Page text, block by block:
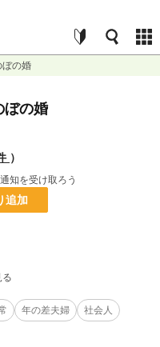
ぼの婚
ぼの婚
）
知を受け取ろう
追加
る彼は他部署の課長さん。
、気がつけば夫婦になっていた。
年の差夫婦
社会人